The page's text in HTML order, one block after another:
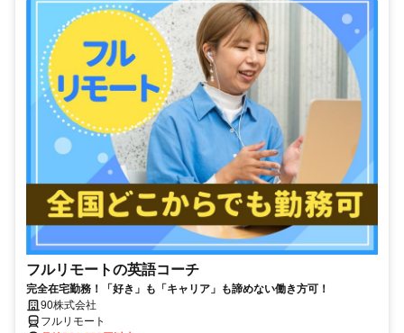
フルリモートの英語コーチ
完全在宅勤務！「好き」も「キャリア」も諦めない働き方可！
90株式会社
フルリモート